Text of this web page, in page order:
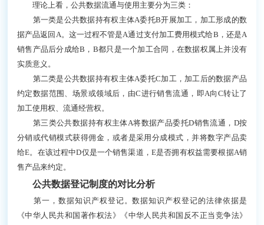
理论上看，公共数据流通与使用主要分为三类：
第一类是公共数据持有权主体A委托B开展加工，加工形成的数
据产品返回A。这一过程不管是A通过支付加工费用模式给B，还是A
销售产品后分成给B，B都只是一个加工合同，在数据权属上并没有
实质意义。
第二类是公共数据持有权主体A委托C加工，加工后的数据产品
约定数据范围、场景或领域后，由C进行销售流通，即A向C转让了
加工使用权、流通经营权。
第三类公共数据持有权主体A将数据产品委托D销售流通，D按
分销或代销模式获得佣金，或者是采用分成模式，并将数字产品卖
给E。在该过程中D仅是一个销售渠道，E是否拥有权益需要根据A销
售产品来约定。
公共数据登记制度的对比分析
第一，数据知识产权登记。数据知识产权登记的法律依据是
《中华人民共和国著作权法》《中华人民共和国反不正当竞争法》